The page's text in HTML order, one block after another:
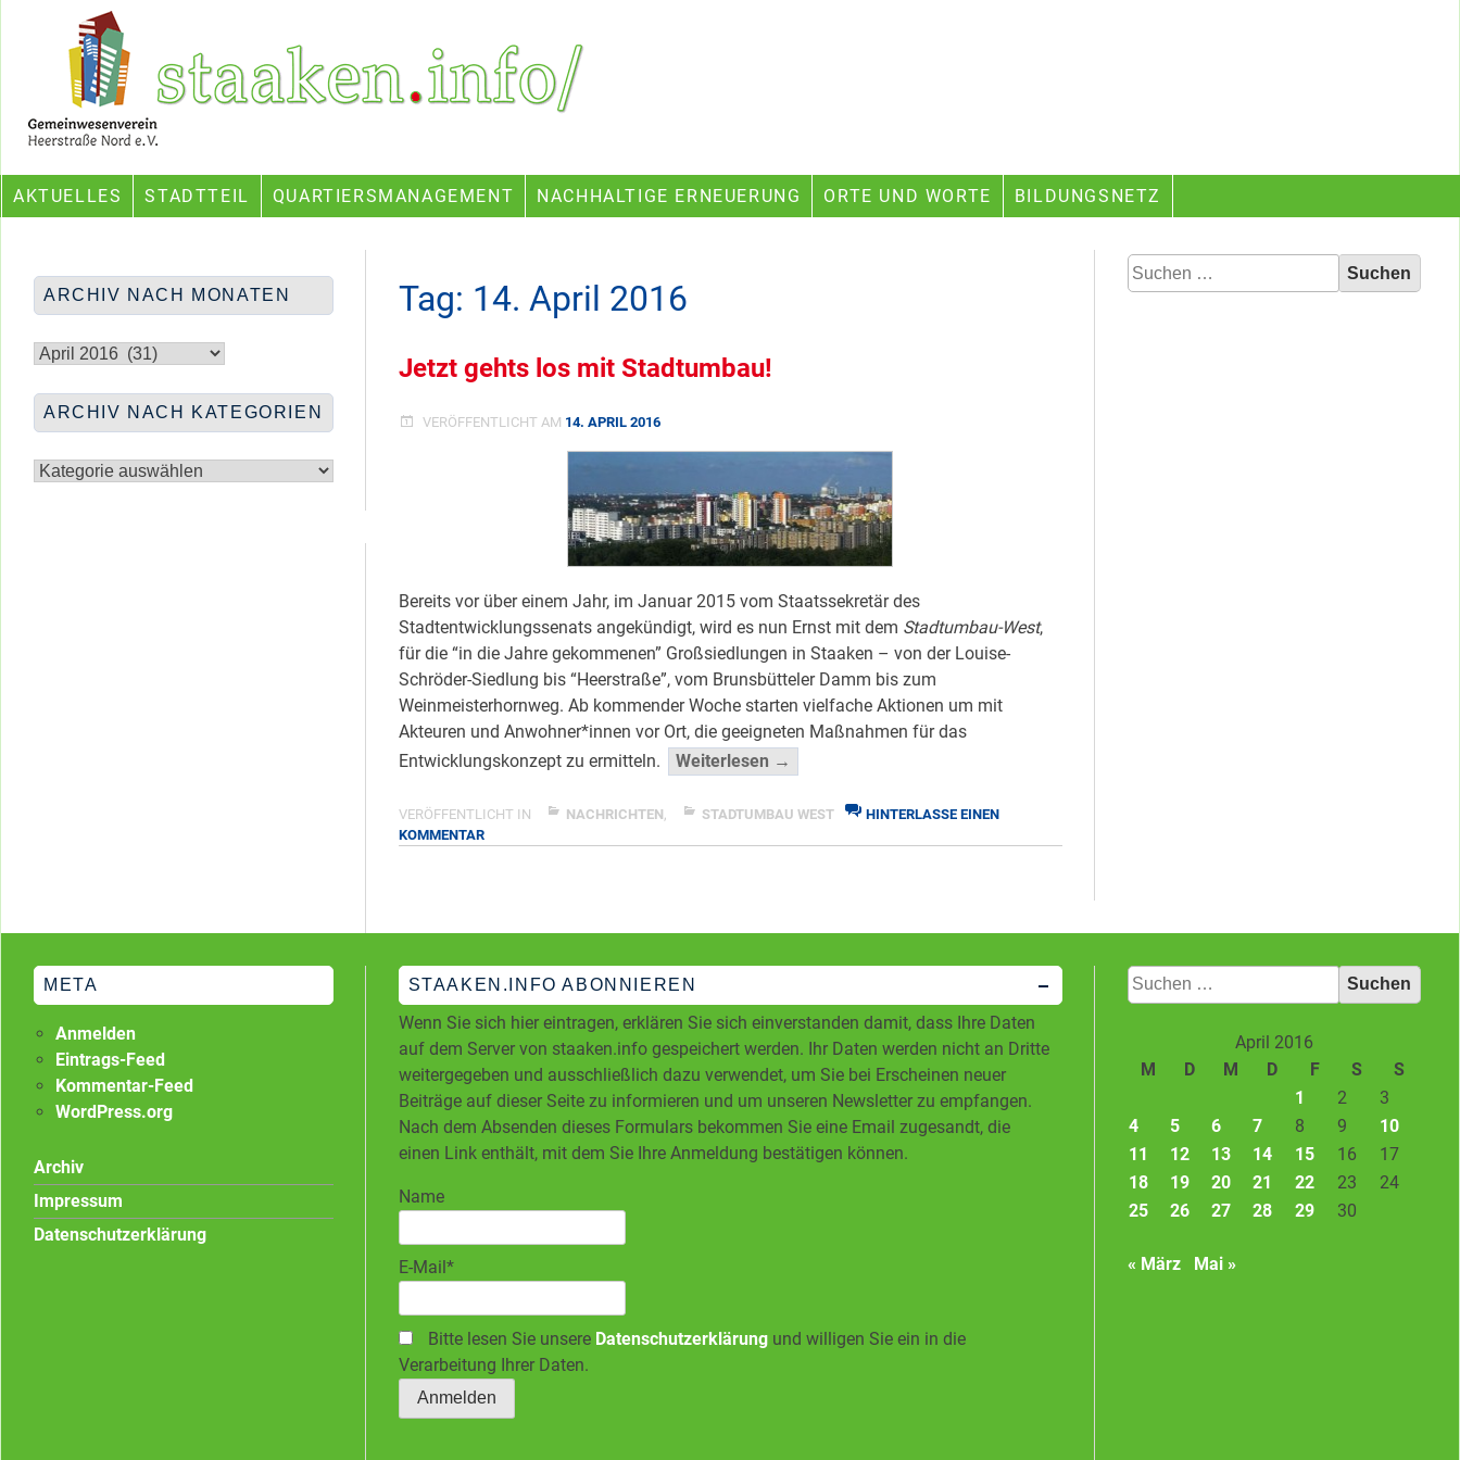
Ein Projekt des Gemeinwesenvereins Heerstraße Nord
AKTUELLES STADTTEIL QUARTIERSMANAGEMENT NACHHALTIGE ERNEUERUNG ORTE UND WORTE BILDUNGSNETZ
Tag: 14. April 2016
Jetzt gehts los mit Stadtumbau!
VERÖFFENTLICHT AM 14. APRIL 2016
Bereits vor über einem Jahr, im Januar 2015 vom Staatssekretär des
Stadtentwicklungssenats angekündigt, wird es nun Ernst mit dem Stadtumbau-West,
für die “in die Jahre gekommenen” Großsiedlungen in Staaken – von der Louise-
Schröder-Siedlung bis “Heerstraße”, vom Brunsbütteler Damm bis zum
Weinmeisterhornweg. Ab kommender Woche starten vielfache Aktionen um mit
Akteuren und Anwohner*innen vor Ort, die geeigneten Maßnahmen für das
Entwicklungskonzept zu ermitteln.
Weiterlesen →
los
VERÖFFENTLICHT IN NACHRICHTEN STADTUMBAU WEST
HINTERLASSE EINEN
KOMMENTARZU
STADTUMBAU!
ARCHIV NACH MONATEN
nach
ARCHIV NACH KATEGORIEN
nach
Suchen
nach:
STAAKEN.INFO ABONNIEREN
Wenn Sie sich hier eintragen, erklären Sie sich einverstanden damit, dass Ihre Daten
auf dem Server von staaken.info gespeichert werden. Ihr Daten werden nicht an Dritte
weitergegeben und ausschließlich dazu verwendet, um Sie bei Erscheinen neuer
Beiträge auf dieser Seite zu informieren und um unseren Newsletter zu empfangen.
Nach dem Absenden dieses Formulars bekommen Sie eine Email zugesandt, die
einen Link enthält, mit dem Sie Ihre Anmeldung bestätigen können.
Name
E-Mail*
Bitte lesen Sie unsere Datenschutzerklärungund willigen Sie ein in die
Verarbeitung Ihrer Daten.
META
Anmelden
Eintrags-Feed
Kommentar-Feed
WordPress.org
Archiv
Impressum
Datenschutzerklärung
Suchen
nach:
April 2016
M
D M D F S
S
1
2
3
4
5 6 7 8 9
10
11
12 13 14 15 16
17
18
19 20 21 22 23
24
25
26 27 28 29 30
« März Mai »